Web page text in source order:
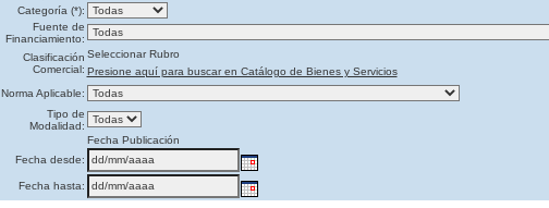
Categoría (*):
Fuente de
Financiamiento:
Clasificación
Comercial:
Seleccionar Rubro
Presione aquí para buscar en Catálogo de Bienes y Servicios
Norma Aplicable:
Tipo de
Modalidad:
Fecha Publicación
Fecha desde:
Fecha hasta: